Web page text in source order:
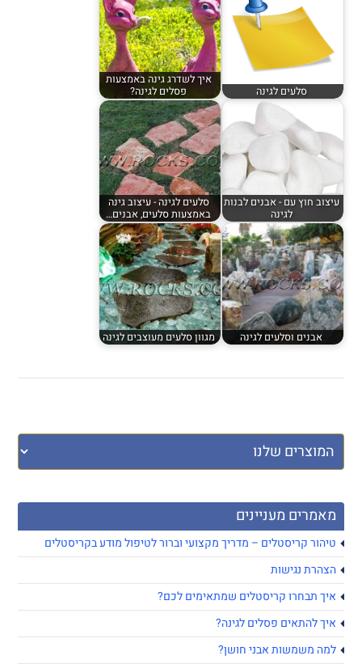
מאמרים מעניינים
טיהור קריסטלים – מדריך מקצועי וברור לטיפול מודע בקריסטלים
הצהרת נגישות
איך תבחרו קריסטלים שמתאימים לכם?
איך להתאים פסלים לגינה?
למה משמשות אבני חושן?
סלעים לגינה
איך לשדרג גינה באמצעות
פסלים לגינה?
עיצוב חוץ עם - אבנים לבנות
לגינה
סלעים לגינה - עיצוב גינה
באמצעות סלעים, אבנים…
אבנים וסלעים לגינה מגוון סלעים מעוצבים לגינה